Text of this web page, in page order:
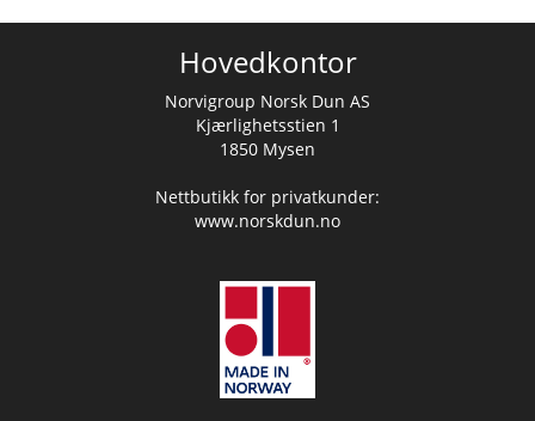
Hovedkontor
Norvigroup Norsk Dun AS
Kjærlighetsstien 1
1850 Mysen
Nettbutikk for privatkunder:
www.norskdun.no